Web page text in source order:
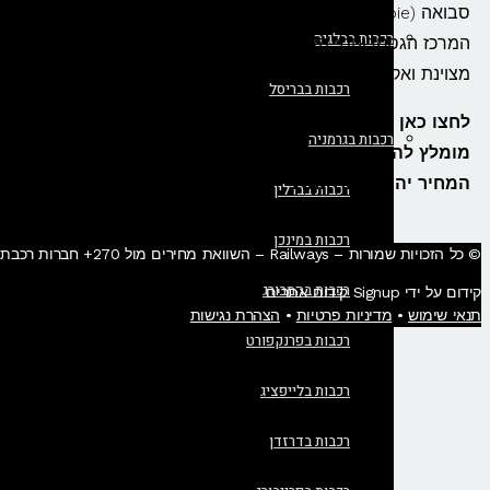
רכבות בבלגיה
רכבות בבריסל
רכבות בגרמניה
רכבות בברלין
רכבות במינכן
רכבות בהמבורג
רכבות בפרנקפורט
רכבות בלייפציג
רכבות בדרזדן
המרכז הגסטרונומי הצרפתי לבין בירת האופנה והפיננסים
מצוינת ואקולוגית לטיסות בין שתי הערים.
לחצו כאן לבדיקת זמינות ורכישת כרטיסים לרכבת מליון
מומלץ להזמין את הכרטיסים מראש משום שככל שתזמינו
המחיר יהיה נמוך יותר!
© כל הזכויות שמורות – Railways – השוואת מחירים מול 270+ חברות רכבת בעולם • הזמנת כרטיסי רכבת בחו"ל בקליק​.
קידום על ידי Signup קידום אתרים
תנאי שימוש • מדיניות פרטיות • הצהרת נגישות